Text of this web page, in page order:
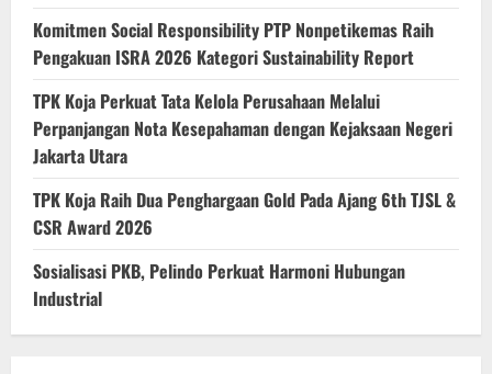
Komitmen Social Responsibility PTP Nonpetikemas Raih
Pengakuan ISRA 2026 Kategori Sustainability Report
TPK Koja Perkuat Tata Kelola Perusahaan Melalui
Perpanjangan Nota Kesepahaman dengan Kejaksaan Negeri
Jakarta Utara
TPK Koja Raih Dua Penghargaan Gold Pada Ajang 6th TJSL &
CSR Award 2026
Sosialisasi PKB, Pelindo Perkuat Harmoni Hubungan
Industrial